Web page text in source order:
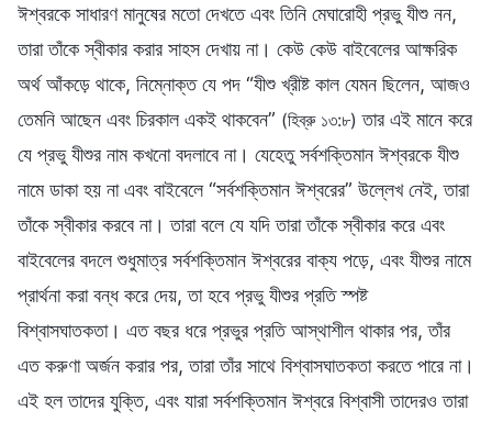
ঈশ্বরকে সাধারণ মানুষের মতো দেখতে এবং তিনি মেঘারোহী প্রভু যীশু নন,
তারা তাঁকে স্বীকার করার সাহস দেখায় না। কেউ কেউ বাইবেলের আক্ষরিক
অর্থ আঁকড়ে থাকে, নিম্নোক্ত যে পদ “যীশু খ্রীষ্ট কাল যেমন ছিলেন, আজও
তেমনি আছেন এবং চিরকাল একই থাকবেন” (হিব্রু ১৩:৮) তার এই মানে করে
যে প্রভু যীশুর নাম কখনো বদলাবে না। যেহেতু সর্বশক্তিমান ঈশ্বরকে যীশু
নামে ডাকা হয় না এবং বাইবেলে “সর্বশক্তিমান ঈশ্বরের” উল্লেখ নেই, তারা
তাঁকে স্বীকার করবে না। তারা বলে যে যদি তারা তাঁকে স্বীকার করে এবং
বাইবেলের বদলে শুধুমাত্র সর্বশক্তিমান ঈশ্বরের বাক্য পড়ে, এবং যীশুর নামে
প্রার্থনা করা বন্ধ করে দেয়, তা হবে প্রভু যীশুর প্রতি স্পষ্ট
বিশ্বাসঘাতকতা। এত বছর ধরে প্রভুর প্রতি আস্থাশীল থাকার পর, তাঁর
এত করুণা অর্জন করার পর, তারা তাঁর সাথে বিশ্বাসঘাতকতা করতে পারে না।
এই হল তাদের যুক্তি, এবং যারা সর্বশক্তিমান ঈশ্বরে বিশ্বাসী তাদেরও তারা